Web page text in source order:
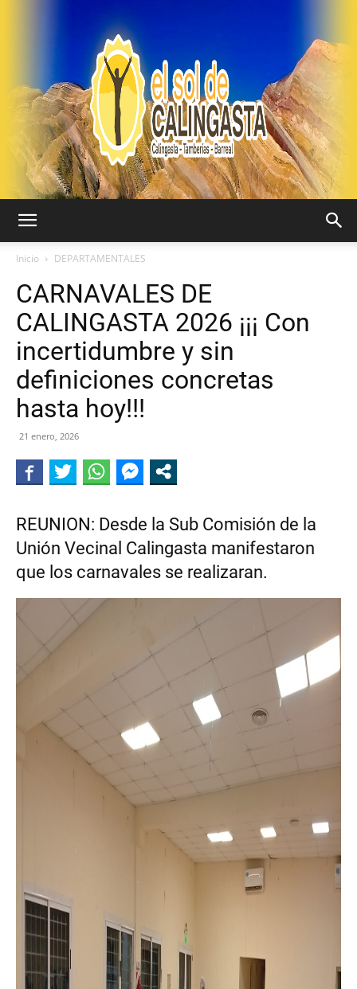
SOL
DE
Inicio DEPARTAMENTALES
CARNAVALES DE
CALINGASTA 2026 ¡¡¡ Con
incertidumbre y sin
definiciones concretas
hasta hoy!!!
21 enero, 2026
REUNION: Desde la Sub Comisión de la
Unión Vecinal Calingasta manifestaron
que los carnavales se realizaran.